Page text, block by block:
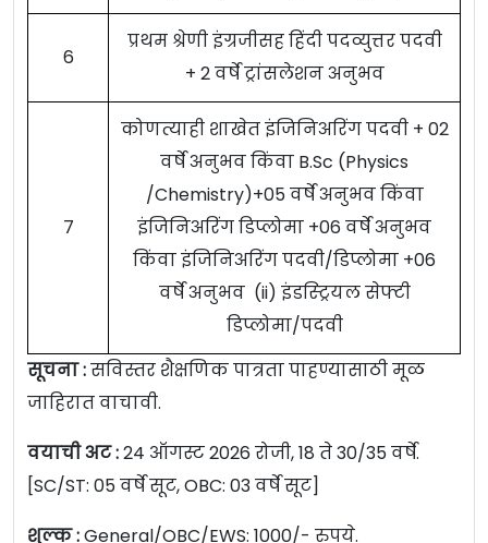
6
प्रथम श्रेणी इंग्रजीसह हिंदी पदव्युत्तर पदवी
+ 2 वर्षे ट्रांसलेशन अनुभव
7
कोणत्याही शाखेत इंजिनिअरिंग पदवी + 02
वर्षे अनुभव किंवा B.Sc (Physics
/Chemistry)+05 वर्षे अनुभव किंवा
इंजिनिअरिंग डिप्लोमा +06 वर्षे अनुभव
किंवा इंजिनिअरिंग पदवी/डिप्लोमा +06
वर्षे अनुभव (ii) इंडस्ट्रियल सेफ्टी
डिप्लोमा/पदवी
सूचना :सविस्तर शैक्षणिक पात्रता पाहण्यासाठी मूळ
जाहिरात वाचावी.
वयाची अट :24 ऑगस्ट 2026 रोजी, 18 ते 30/35 वर्षे.
[SC/ST: 05 वर्षे सूट, OBC: 03 वर्षे सूट]
शुल्क :General/OBC/EWS: 1000/- रुपये.